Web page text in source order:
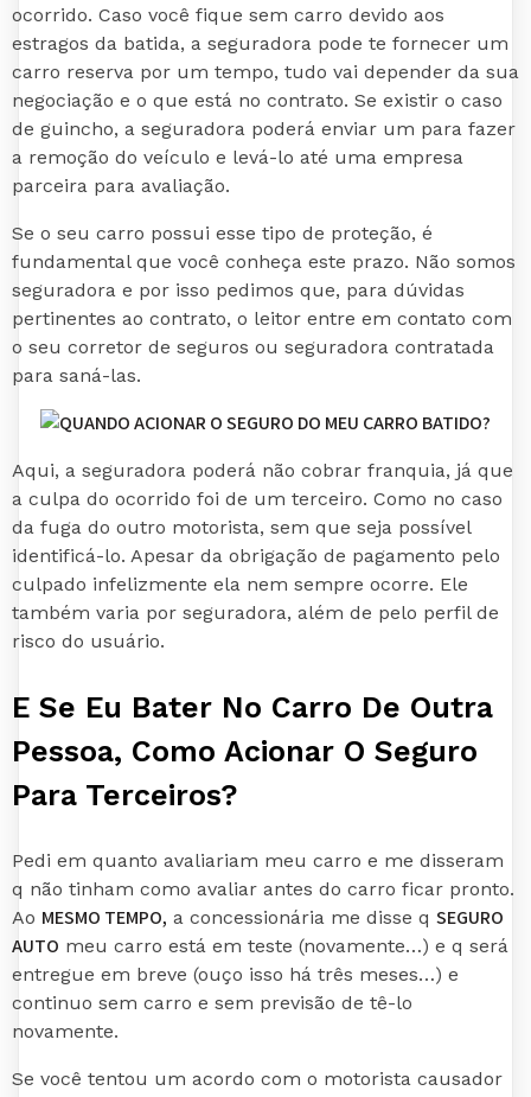
ocorrido. Caso você fique sem carro devido aos
estragos da batida, a seguradora pode te fornecer um
carro reserva por um tempo, tudo vai depender da sua
negociação e o que está no contrato. Se existir o caso
de guincho, a seguradora poderá enviar um para fazer
a remoção do veículo e levá-lo até uma empresa
parceira para avaliação.
Se o seu carro possui esse tipo de proteção, é
fundamental que você conheça este prazo. Não somos
seguradora e por isso pedimos que, para dúvidas
pertinentes ao contrato, o leitor entre em contato com
o seu corretor de seguros ou seguradora contratada
para saná-las.
Aqui, a seguradora poderá não cobrar franquia, já que
a culpa do ocorrido foi de um terceiro. Como no caso
da fuga do outro motorista, sem que seja possível
identificá-lo. Apesar da obrigação de pagamento pelo
culpado infelizmente ela nem sempre ocorre. Ele
também varia por seguradora, além de pelo perfil de
risco do usuário.
E Se Eu Bater No Carro De Outra
Pessoa, Como Acionar O Seguro
Para Terceiros?
Pedi em quanto avaliariam meu carro e me disseram
q não tinham como avaliar antes do carro ficar pronto.
Ao MESMO TEMPO, a concessionária me disse q SEGURO
AUTO meu carro está em teste (novamente…) e q será
entregue em breve (ouço isso há três meses…) e
continuo sem carro e sem previsão de tê-lo
novamente.
Se você tentou um acordo com o motorista causador